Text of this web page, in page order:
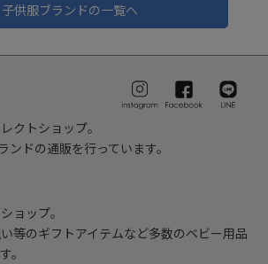
子供服ブランドの一覧へ
クトショップ。
ンドの通販を行っています。
ョップ。
等のギフトアイテムなど多数のベビー用品
。